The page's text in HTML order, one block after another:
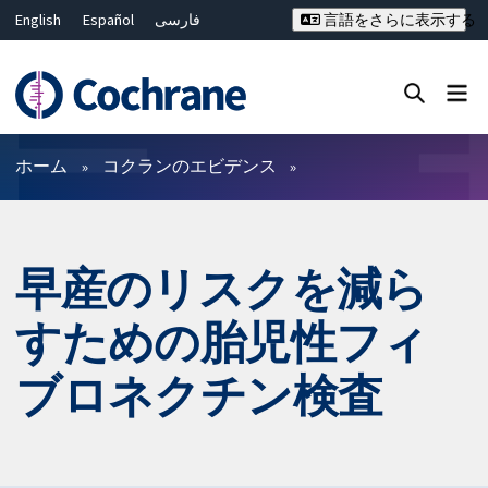
English Español
فارسی
Deutsch
Bahasa Malaysia
ไทย
繁體中文
简体中文
言語をさらに表示する
フィルター
ホーム コクランのエビデンス
早産のリスクを減ら
すための胎児性フィ
ブロネクチン検査